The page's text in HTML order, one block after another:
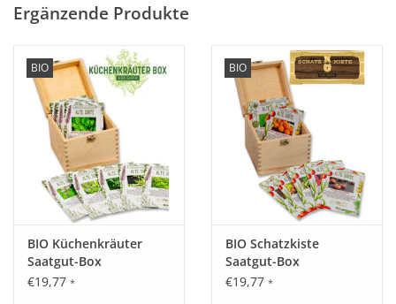
Bio zertifiziert nach DE-ÖKO-006
Bio Blumen-Saaten für ein schattiges
Plätzchen.
✓ Löwenmäulchen Mischung
✓ Gartenakelei
✓ Echtes Lungenkraut
✓ Frauenmantel
✓ Schwalbenwurz-Einzian
✓ Heidelbeere
Ergänzende Produkte
BIO
BIO Küchenkräuter
Saatgut-Box
€19,77 *
BIO
BIO Schatzkiste
Saatgut-Box
€19,77 *